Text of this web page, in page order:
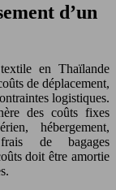
d’un
en Thaïlande
de déplacement,
logistiques.
des coûts fixes
hébergement,
de bagages
doit être amortie